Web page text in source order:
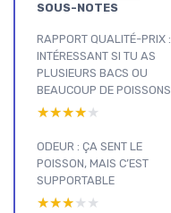
SOUS-NOTES
RAPPORT QUALITÉ-PRIX :
INTÉRESSANT SI TU AS
PLUSIEURS BACS OU
BEAUCOUP DE POISSONS
★★★★★
★★★★★
ODEUR : ÇA SENT LE
POISSON, MAIS C’EST
SUPPORTABLE
★★★★★
★★★★★